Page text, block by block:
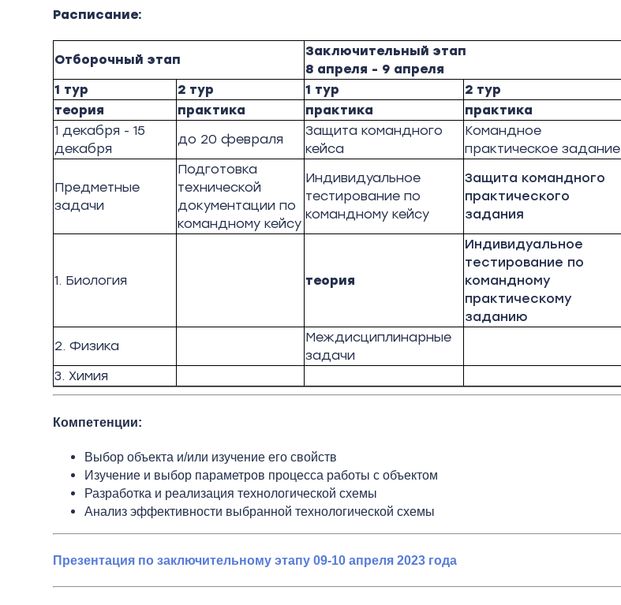
Расписание:
Отборочный этап
Заключительный этап
8 апреля - 9 апреля
1 тур
2 тур 1 тур
2 тур
теория
практика практика
практика
1 декабря - 15
декабря
до 20 февраля
Защита командного
кейса
Командное
практическое задание
Предметные
задачи
Подготовка
технической
документации по
командному кейсу
Индивидуальное
тестирование по
командному кейсу
Защита командного
практического
задания
1. Биология теория
Индивидуальное
тестирование по
командному
практическому
заданию
2. Физика
Междисциплинарные
задачи
3. Химия
Компетенции:
Выбор объекта и/или изучение его свойств
Изучение и выбор параметров процесса работы с объектом
Разработка и реализация технологической схемы
Анализ эффективности выбранной технологической схемы
Презентация по заключительному этапу 09-10 апреля 2023 года